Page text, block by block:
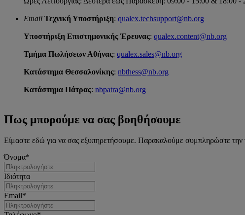
Email Τεχνική Υποστήριξη: qualex.techsupport@nb.org
Υποστήριξη Επιστημονικής Έρευνας: qualex.content@nb.org
Τμήμα Πωλήσεων Αθήνας: qualex.sales@nb.org
Κατάστημα Θεσσαλονίκης: nbthess@nb.org
Κατάστημα Πάτρας: nbpatra@nb.org
Πως μπορούμε να σας βοηθήσουμε
Είμαστε εδώ για να σας εξυπηρετήσουμε. Παρακαλούμε συμπληρώστε
Όνομα*
Ιδιότητα
Email*